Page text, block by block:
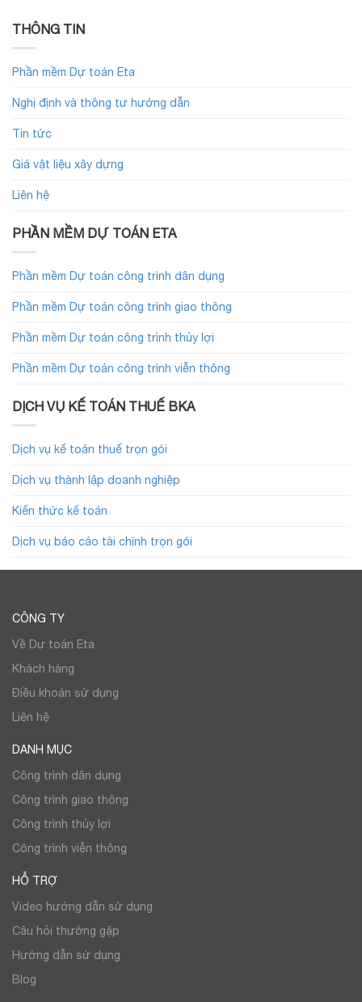
THÔNG TIN
Phần mềm Dự toán Eta
Nghị định và thông tư hướng dẫn
Tin tức
Giá vật liệu xây dựng
Liên hệ
PHẦN MỀM DỰ TOÁN ETA
Phần mềm Dự toán công trình dân dụng
Phần mềm Dự toán công trình giao thông
Phần mềm Dự toán công trình thủy lợi
Phần mềm Dự toán công trình viễn thông
DỊCH VỤ KẾ TOÁN THUẾ BKA
Dịch vụ kế toán thuế trọn gói
Dịch vụ thành lập doanh nghiệp
Kiến thức kế toán
Dịch vụ báo cáo tài chính trọn gói
CÔNG TY
Về Dự toán Eta
Khách hàng
Điều khoản sử dụng
Liên hệ
DANH MỤC
Công trình dân dụng
Công trình giao thông
Công trình thủy lợi
Công trình viễn thông
HỖ TRỢ
Video hướng dẫn sử dụng
Câu hỏi thường gặp
Hướng dẫn sử dụng
Blog